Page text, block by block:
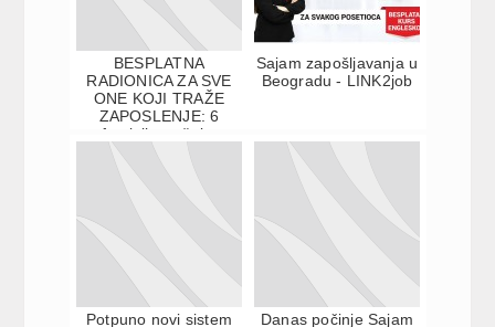
BESPLATNA
RADIONICA ZA SVE
ONE KOJI TRAŽE
ZAPOSLENJE: 6
fatalnih grešaka
prilikom konkurisanja
na po...
Sajam zapošljavanja u
Beogradu - LINK2job
Potpuno novi sistem
Danas počinje Sajam